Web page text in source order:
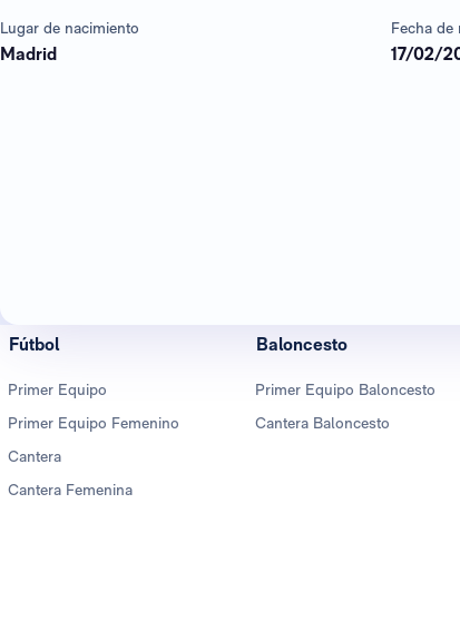
Lugar de nacimiento
Madrid
Fecha de
17/02/
Fútbol
Primer Equipo
Primer Equipo Femenino
Cantera
Cantera Femenina
Baloncesto
Primer Equipo Baloncesto
Cantera Baloncesto